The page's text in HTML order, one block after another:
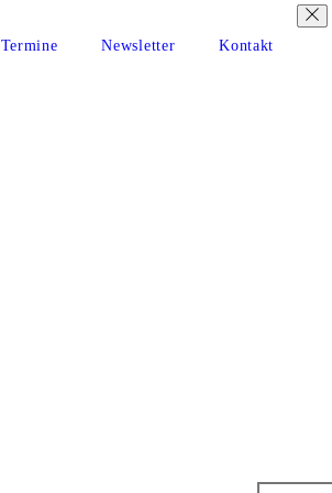
Termine Newsletter Kontakt